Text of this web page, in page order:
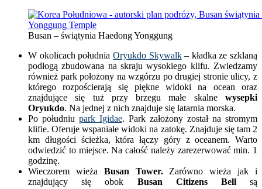
Busan – świątynia Haedong Yonggung
W okolicach południa Oryukdo Skywalk– kładka ze szklaną
podłogą zbudowana na skraju wysokiego klifu. Zwiedzamy
również park położony na wzgórzu po drugiej stronie ulicy, z
którego rozpościerają się piękne widoki na ocean oraz
znajdujące się tuż przy brzegu małe skalne wysepki
Oryukdo. Na jednej z nich znajduje się latarnia morska.
Po południu park Igidae. Park założony został na stromym
klifie. Oferuje wspaniałe widoki na zatokę. Znajduje się tam 2
km długości ścieżka, która łączy góry z oceanem. Warto
odwiedzić to miejsce. Na całość należy zarezerwować min. 1
godzinę.
Wieczorem wieża Busan Tower.Zarówno wieża jak i
znajdujący się obok Busan Citizens Bellsą